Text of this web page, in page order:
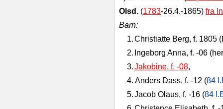
Olsd. (1783‑26.4.‑1865) fra
Barn:
1.Christiatte Berg, f. 1805
2. Ingeborg Anna, f. ‑06
3.Jakobine, f. -08,
4. Anders Dass, f. ‑12 (84
5.Jacob Olaus, f. ‑16 (84